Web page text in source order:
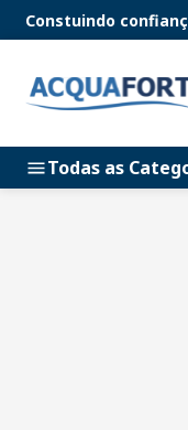
Constuindo
Todas as